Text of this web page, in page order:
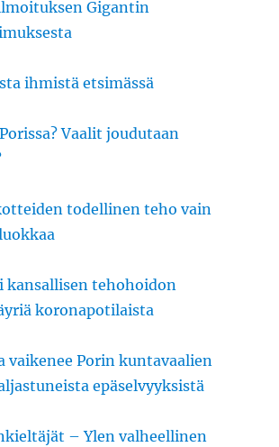
Gigantin
ihmistä etsimässä
Vaalit joudutaan
todellinen teho vain
kansallisen tehohoidon
koronapotilaista
vaikenee Porin kuntavaalien
epäselvyyksistä
– Ylen valheellinen